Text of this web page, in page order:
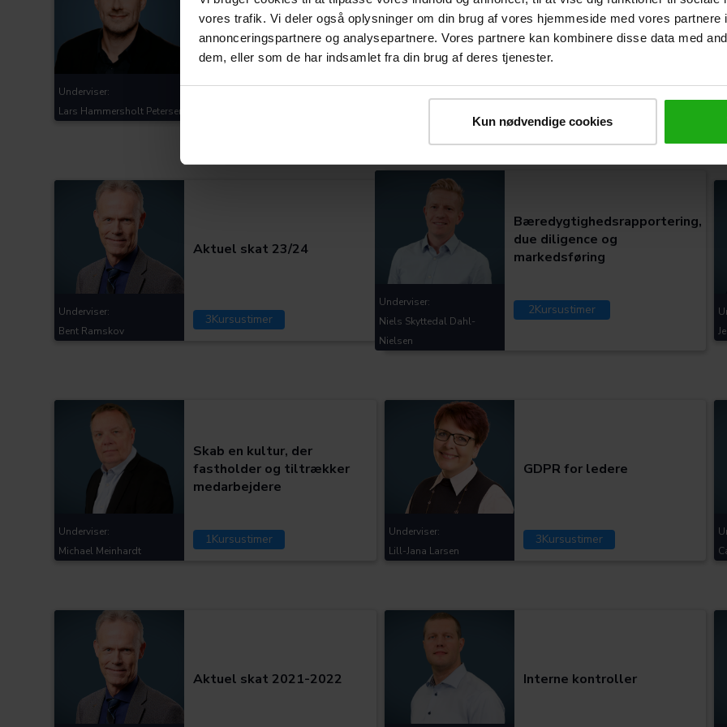
vores trafik. Vi deler også oplysninger om din brug af vores hjemmeside med vores partnere
annonceringspartnere og analysepartnere. Vores partnere kan kombinere disse data med
dem, eller som de har indsamlet fra din brug af deres tjenester.
Kun nødvendige cookies
Excel for revisorer
Underviser:
Lars Hammersholt Petersen
Stiftelse af selskab
2Kursustimer
Aktuel skat 23/24
3Kursustimer
Underviser:
Bent Ramskov
Bæredygtighedsrapportering,
due diligence og
markedsføring
2Kursustimer
Underviser:
Niels Skyttedal Dahl-
Nielsen
Skab en kultur, der
fastholder og tiltrækker
medarbejdere
1Kursustimer
Underviser:
Michael Meinhardt
GDPR for ledere
3Kursustimer
Underviser:
Lill-Jana Larsen
Aktuel skat 2021-2022 Interne kontroller